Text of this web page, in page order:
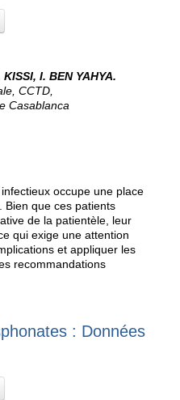
I. BEN YAHYA.
CCTD,
Casablanca
occupe une place
Bien que ces patients
de la patientèle, leur
qui exige une attention
et appliquer les
recommandations
: Données